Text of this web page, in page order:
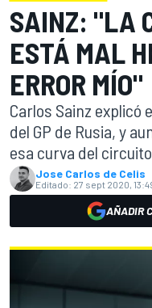
SAINZ: "LA
ESTÁ MAL
ERROR MÍO"
Carlos Sainz explicó
del GP de Rusia, y
esa curva del
Jose Carlos de Celis
Editado: 27 sept 2020,
AÑADIR